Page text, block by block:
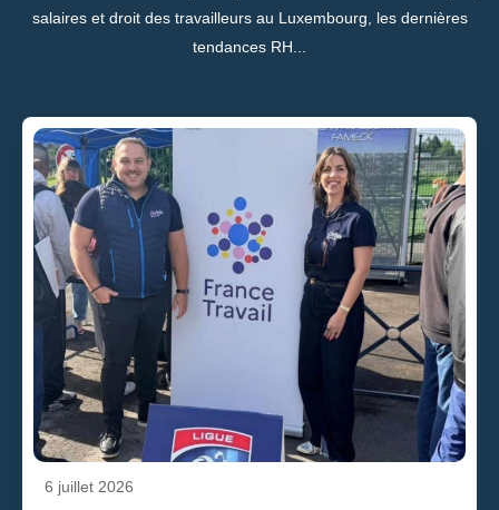
salaires et droit des travailleurs au Luxembourg, les dernières
tendances RH...
6 juillet 2026